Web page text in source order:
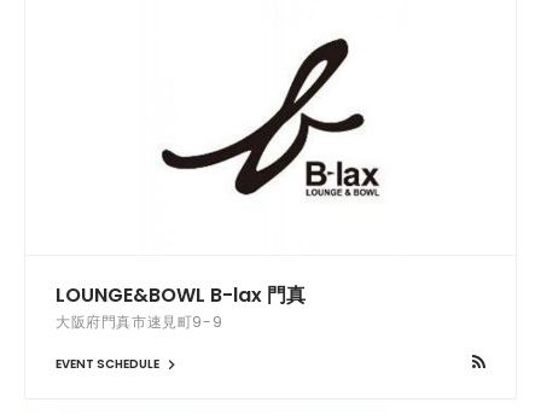
LOUNGE&BOWL B-lax 門真
大阪府門真市速見町9-9
EVENT SCHEDULE